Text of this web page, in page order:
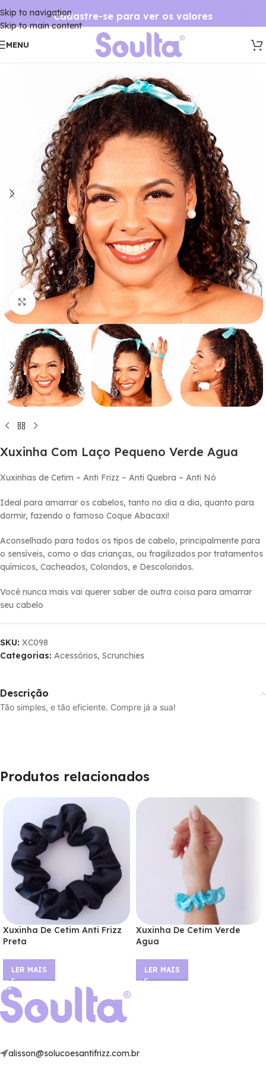
Skip to navigation
Skip to main content
Cadastre-se para ver os valores
MENU
Click to enlarge
Xuxinha Com Laço Pequeno Verde Agua
Xuxinhas de Cetim – Anti Frizz – Anti Quebra – Anti Nó
Ideal para amarrar os cabelos, tanto no dia a dia, quanto para
dormir, fazendo o famoso Coque Abacaxi!
Aconselhado para todos os tipos de cabelo, principalmente para
o sensí­veis, como o das crianças, ou fragilizados por tratamentos
quí­micos, Cacheados, Coloridos, e Descoloridos.
Vocé nunca mais vai querer saber de outra coisa para amarrar
seu cabelo
SKU: XC098
Categorias: Acessórios, Scrunchies
Descrição
Tão simples, e tão eficiente. Compre já a sua!
Produtos relacionados
Xuxinha De Cetim Anti Frizz
Preta
LER MAIS
Xuxinha De Cetim Verde
Agua
LER MAIS
alisson@solucoesantifrizz.com.br